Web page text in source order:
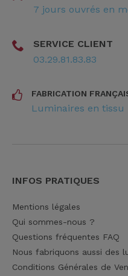
7 jours ouvrés en
SERVICE CLIENT
03.29.81.83.83
FABRICATION
Luminaires en tissu
INFOS PRATIQUES
Mentions légales
Qui sommes-nous ?
Questions fréquentes FAQ
Nous fabriquons aussi des
Conditions Générales de